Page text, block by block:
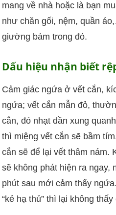
mang về nhà hoặc là bạn
như chăn gối, nệm, quần
giường bám trong đó.
Dấu hiệu nhận biết
Cảm giác ngứa ở vết cắn,
ngứa; vết cắn mẫn đỏ,
cắn, đỏ nhạt dần xung
thì miệng vết cắn sẽ bầm
cắn sẽ để lại vết thâm nám.
sẽ không phát hiện ra ngay,
phút sau mới cảm thấy
“kẻ hạ thủ” thì lại không